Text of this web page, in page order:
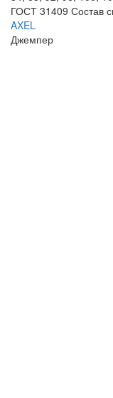
ГОСТ 31409 Состав
AXEL
Джемпер